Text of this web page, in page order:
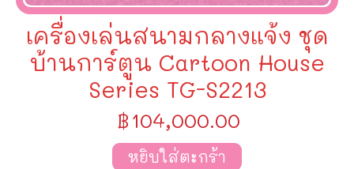
เครื่องเล่นสนามกลางแจ้ง ชุด
บ้านการ์ตูน Cartoon House
Series TG-S2213
฿104,000.00
หยิบใส่ตะกร้า